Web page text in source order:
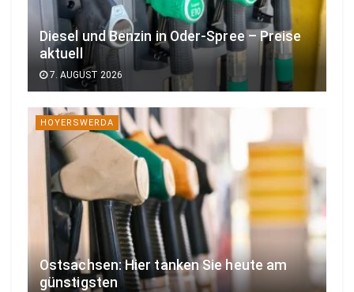
Diesel und Benzin in Oder-Spree – Preise
aktuell
7. AUGUST 2026
HOYERSWERDA
Ostsachsen: Hier tanken Sie heute am
günstigsten